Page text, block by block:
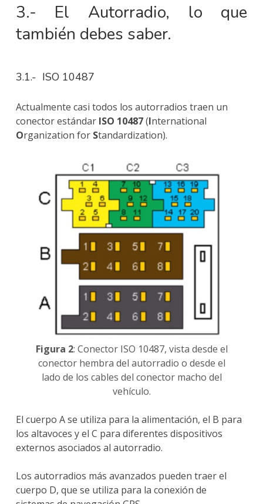
3.- El Autorradio, lo que
también debes saber.
3.1.- ISO 10487
Actualmente casi todos los autorradios traen un
conector estándar ISO 10487(International
Organization for Standardization).
Figura 2: Conector ISO 10487, vista desde el
conector hembra del autorradio o desde el
lado de los cables del conector macho del
vehículo.
El cuerpo A se utiliza para la alimentación, el B para
los altavoces y el C para diferentes dispositivos
externos asociados al autorradio.
Los autorradios más avanzados pueden traer el
cuerpo D, que se utiliza para la conexión de